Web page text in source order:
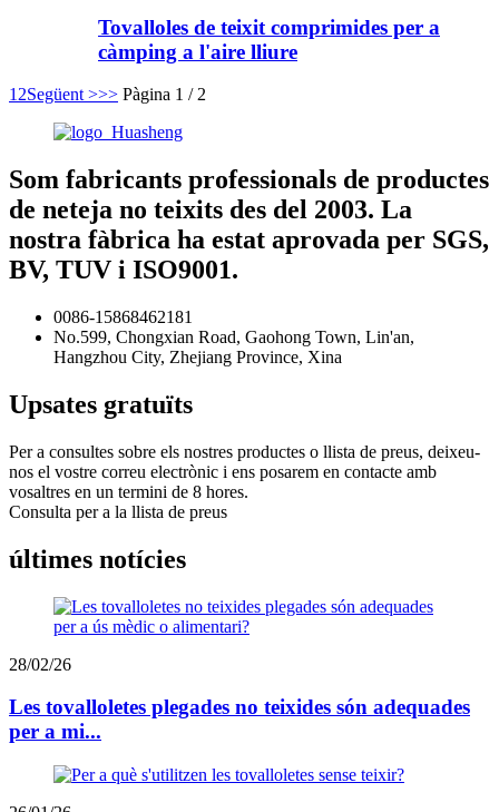
Tovalloles de teixit comprimides per a
càmping a l'aire lliure
1 2Següent >>> Pàgina 1 / 2
Som fabricants professionals de productes
de neteja no teixits des del 2003. La
nostra fàbrica ha estat aprovada per SGS,
BV, TUV i ISO9001.
0086-15868462181
No.599, Chongxian Road, Gaohong Town, Lin'an,
Hangzhou City, Zhejiang Province, Xina
Upsates gratuïts
Per a consultes sobre els nostres productes o llista de preus, deixeu-
nos el vostre correu electrònic i ens posarem en contacte amb
vosaltres en un termini de 8 hores.
Consulta per a la llista de preus
últimes notícies
28/02/26
Les tovalloletes plegades no teixides són adequades
per a mi...